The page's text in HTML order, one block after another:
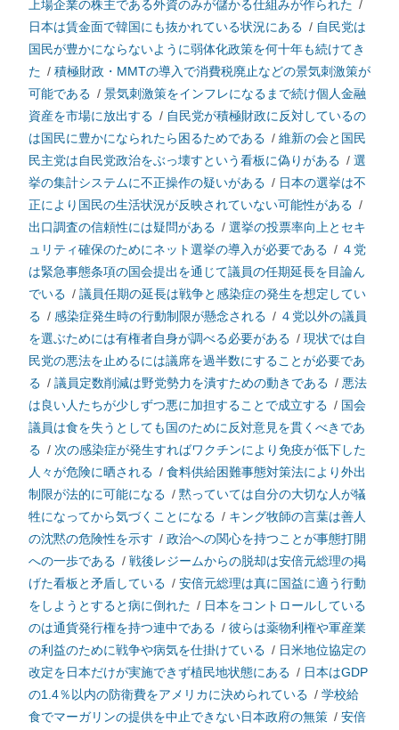
上場企業の株主である外資のみが儲かる仕組みが作られた /
日本は賃金面で韓国にも抜かれている状況にある / 自民党は
国民が豊かにならないように弱体化政策を何十年も続けてき
た / 積極財政・MMTの導入で消費税廃止などの景気刺激策が
可能である / 景気刺激策をインフレになるまで続け個人金融
資産を市場に放出する / 自民党が積極財政に反対しているの
は国民に豊かになられたら困るためである / 維新の会と国民
民主党は自民党政治をぶっ壊すという看板に偽りがある / 選
挙の集計システムに不正操作の疑いがある / 日本の選挙は不
正により国民の生活状況が反映されていない可能性がある /
出口調査の信頼性には疑問がある / 選挙の投票率向上とセキ
ュリティ確保のためにネット選挙の導入が必要である / ４党
は緊急事態条項の国会提出を通じて議員の任期延長を目論ん
でいる / 議員任期の延長は戦争と感染症の発生を想定してい
る / 感染症発生時の行動制限が懸念される / ４党以外の議員
を選ぶためには有権者自身が調べる必要がある / 現状では自
民党の悪法を止めるには議席を過半数にすることが必要であ
る / 議員定数削減は野党勢力を潰すための動きである / 悪法
は良い人たちが少しずつ悪に加担することで成立する / 国会
議員は食を失うとしても国のために反対意見を貫くべきであ
る / 次の感染症が発生すればワクチンにより免疫が低下した
人々が危険に晒される / 食料供給困難事態対策法により外出
制限が法的に可能になる / 黙っていては自分の大切な人が犠
牲になってから気づくことになる / キング牧師の言葉は善人
の沈黙の危険性を示す / 政治への関心を持つことが事態打開
への一歩である / 戦後レジームからの脱却は安倍元総理の掲
げた看板と矛盾している / 安倍元総理は真に国益に適う行動
をしようとすると病に倒れた / 日本をコントロールしている
のは通貨発行権を持つ連中である / 彼らは薬物利権や軍産業
の利益のために戦争や病気を仕掛けている / 日米地位協定の
改定を日本だけが実施できず植民地状態にある / 日本はGDP
の1.4％以内の防衛費をアメリカに決められている / 学校給
食でマーガリンの提供を中止できない日本政府の無策 / 安倍